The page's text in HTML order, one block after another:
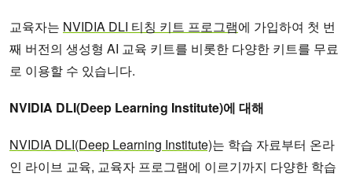
교육자는 NVIDIA DLI 티칭 키트 프로그램에 가입하여 첫 번
째 버전의 생성형 AI 교육 키트를 비롯한 다양한 키트를 무료
로 이용할 수 있습니다.
NVIDIA DLI(Deep Learning Institute)에 대해
NVIDIA DLI(Deep Learning Institute)는 학습 자료부터 온라
인 라이브 교육, 교육자 프로그램에 이르기까지 다양한 학습